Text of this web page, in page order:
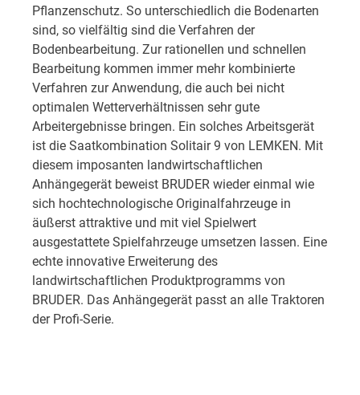
Pflanzenschutz. So unterschiedlich die Bodenarten
sind, so vielfältig sind die Verfahren der
Bodenbearbeitung. Zur rationellen und schnellen
Bearbeitung kommen immer mehr kombinierte
Verfahren zur Anwendung, die auch bei nicht
optimalen Wetterverhältnissen sehr gute
Arbeitergebnisse bringen. Ein solches Arbeitsgerät
ist die Saatkombination Solitair 9 von LEMKEN. Mit
diesem imposanten landwirtschaftlichen
Anhängegerät beweist BRUDER wieder einmal wie
sich hochtechnologische Originalfahrzeuge in
äußerst attraktive und mit viel Spielwert
ausgestattete Spielfahrzeuge umsetzen lassen. Eine
echte innovative Erweiterung des
landwirtschaftlichen Produktprogramms von
BRUDER. Das Anhängegerät passt an alle Traktoren
der Profi-Serie.